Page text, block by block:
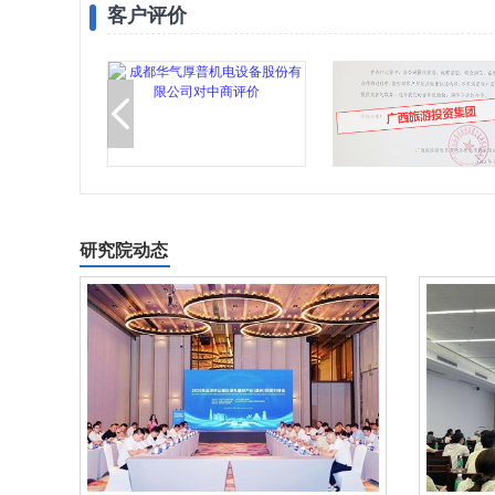
客户评价
研究院动态